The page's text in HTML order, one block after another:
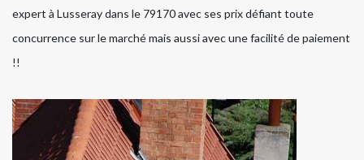
expert à Lusseray dans le 79170 avec ses prix défiant toute
concurrence sur le marché mais aussi avec une facilité de paiement
!!